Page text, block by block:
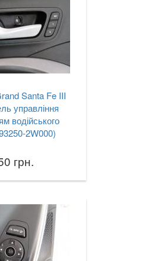
Santa Fe III
управління
водійського
2W000)
грн.